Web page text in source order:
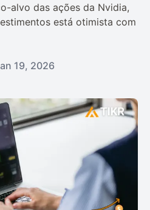
alvo das ações da Nvidia,
está otimista com
19, 2026